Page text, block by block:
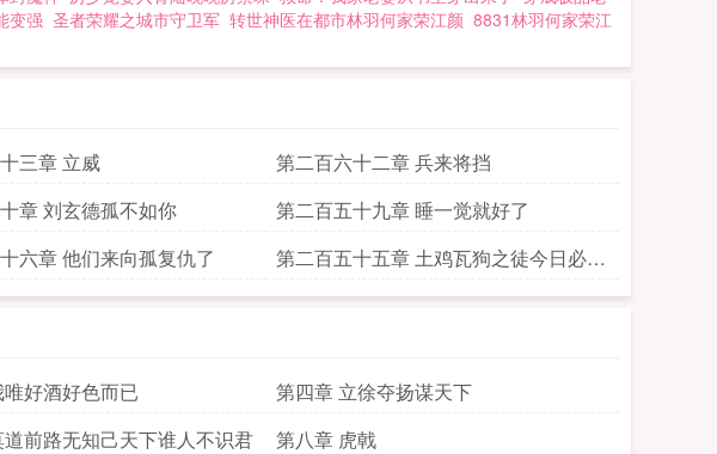
变强 圣者荣耀之城市守卫军 转世神医在都市林羽何家荣江颜 8831林羽何家荣江
三章 立威
第二百六十二章 兵来将挡
章 刘玄德孤不如你
第二百五十九章 睡一觉就好了
六章 他们来向孤复仇了
第二百五十五章 土鸡瓦狗之徒今日必取
你首级
好酒好色而已
第四章 立徐夺扬谋天下
前路无知己天下谁人不识君
第八章 虎戟